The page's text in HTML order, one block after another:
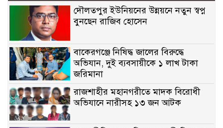
দৌলতপুর ইউনিয়নের উন্নয়নে নতুন স্বপ্ন
বুনছেন রাজিব হোসেন
বাকেরগঞ্জে নিষিদ্ধ জালের বিরুদ্ধে
অভিযান, দুই ব্যবসায়ীকে ১ লাখ টাকা
জরিমানা
রাজশাহীর মহানগরীতে মাদক বিরোধী
অভিযানে নারীসহ ১৩ জন আটক